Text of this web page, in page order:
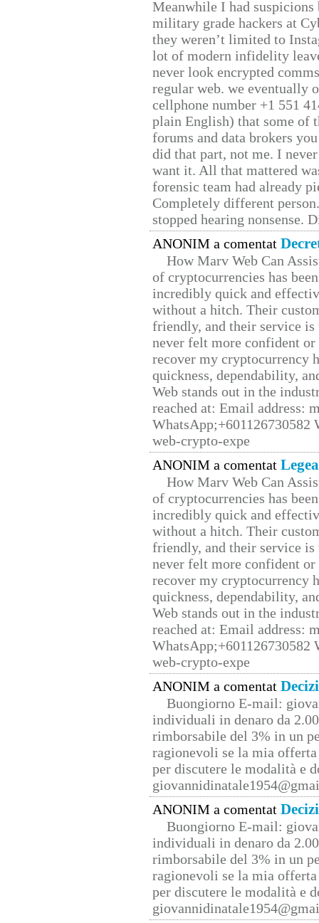
Meanwhile I had
military grade hackers at
they weren’t limited to
lot of modern infidelity
never look encrypted
regular web. we eventually
cellphone number +1 551
plain English) that some of
forums and data brokers
did that part, not me. I
want it. All that mattered
forensic team had already
Completely different
stopped hearing nonsense.
ANONIM a comentat
How Marv Web Can
of cryptocurrencies has
incredibly quick and
without a hitch. Their
friendly, and their service
never felt more confident
recover my cryptocurrency
quickness, dependability,
Web stands out in the
reached at: Email address:
web-crypto-expe
ANONIM a comentat
How Marv Web Can
of cryptocurrencies has
incredibly quick and
without a hitch. Their
friendly, and their service
never felt more confident
recover my cryptocurrency
quickness, dependability,
Web stands out in the
reached at: Email address:
web-crypto-expe
ANONIM a comentat
Buongiorno E-mail:
individuali in denaro da
rimborsabile del 3% in un
ragionevoli se la mia
per discutere le modalità e
ANONIM a comentat
Buongiorno E-mail:
individuali in denaro da
rimborsabile del 3% in un
ragionevoli se la mia
per discutere le modalità e